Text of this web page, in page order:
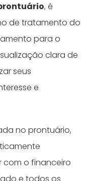
, é
de tratamento do
para o
clara de
seus
e
no prontuário,
com o financeiro
e todos os